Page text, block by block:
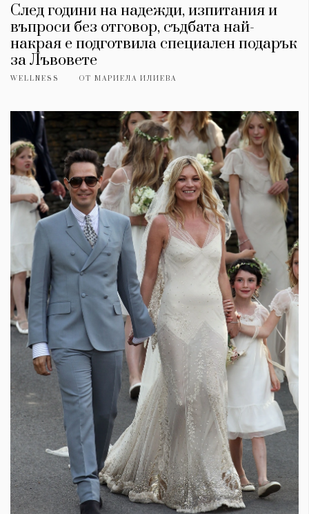
След години на надежди, изпитания и
въпроси без отговор, съдбата най-
накрая е подготвила специален подарък
за Лъвовете
WELLNESS ОТ МАРИЕЛА ИЛИЕВА
КАТЕГОРИИ
Wine&Dine
Подкасти
Мода
Dialogue
Изкуство
Красота
Цветно
Гурме
Пътувай
Wellness
ЗА НАС
Условия за
ползване
За нас
Реклама
Политика за
поверителност
ModerenDom
СЛЕДВАЙТЕ НИ
Facebook Instagram Twitter
Pinterest
YouTube
Spotify Soundcloud
Ако нашият сайт ви харесва, можете да се абонирате за
седмичния ни нюзлетър тук:
© 2026, HighViewArt | Всички права запазени